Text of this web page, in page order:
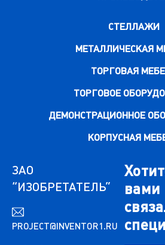
СТЕЛЛАЖИ
МЕТАЛЛИЧЕСКАЯ
ТОРГОВАЯ
ТОРГОВОЕ
ДЕМОНСТРАЦИОННОЕ
КОРПУСНАЯ
ЗАО
“ИЗОБРЕТАТЕЛЬ”
PROJECT@INVENTOR1.RU
вами